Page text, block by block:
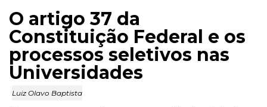
O artigo 37 da
Constituição Federal e os
processos seletivos nas
Universidades
Luiz Olavo Baptista